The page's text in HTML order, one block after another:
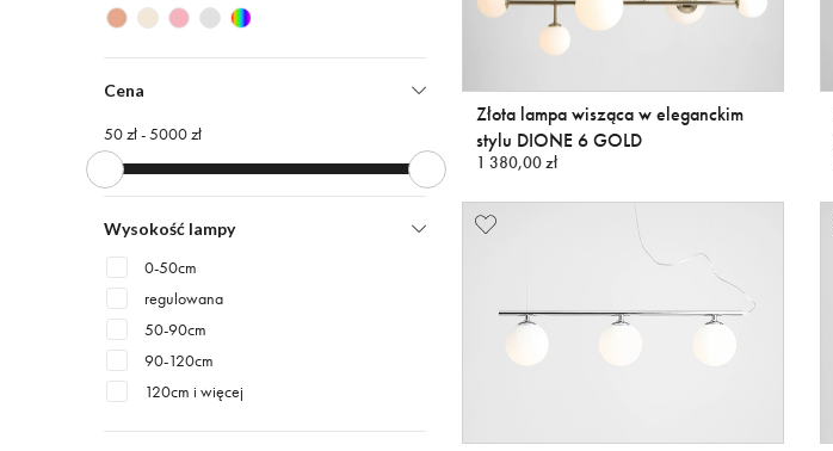
Cena
50 zł -5000 zł
Wysokość lampy
0-50cm
regulowana
50-90cm
90-120cm
120cm i więcej
Złota lampa wisząca w eleganckim
stylu DIONE 6 GOLD
1 380,00 zł